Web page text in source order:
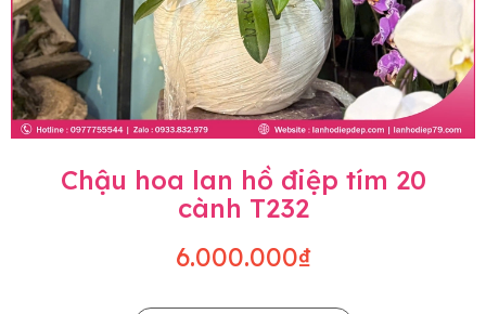
Chậu hoa lan hồ điệp tím 20
cành T232
6.000.000₫